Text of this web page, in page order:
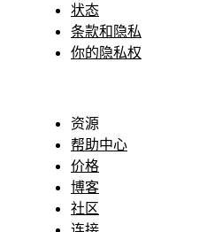
状态
条款和隐私
你的隐私权
资源
帮助中心
价格
博客
社区